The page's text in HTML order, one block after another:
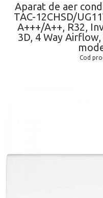
Aparat de aer
TAC-12CHSD/
A+++/A++, R32,
3D, 4 Way
Cod